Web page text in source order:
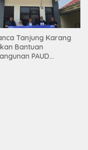
Tanjung Karang
Bantuan
PAUD